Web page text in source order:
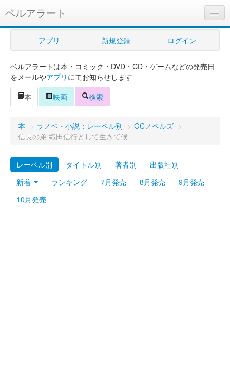
ベルアラート
ベルアラートとは
ヘルプ
新規登録
ログイン
購入管理
Myシェルフ
プレミアム
アプリ 新規登録 ログイン
ベルアラートは本・コミック・DVD・CD・ゲームなどの発売日
をメールやアプリ にてお知らせします
本
映画 検索
本 > ラノベ・小説：レーベル別 > GCノベルズ >
信長の弟 織田信行として生きて候
レーベル別 タイトル別 著者別
出版社別
新着
ランキング 7月発売 8月発売
9月発売
10月発売